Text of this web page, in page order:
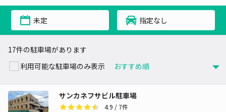
未定 指定なし
17件の駐車場があります
利用可能な駐車場のみ表示
サンカネフサビル駐車場
4.9 / 7件